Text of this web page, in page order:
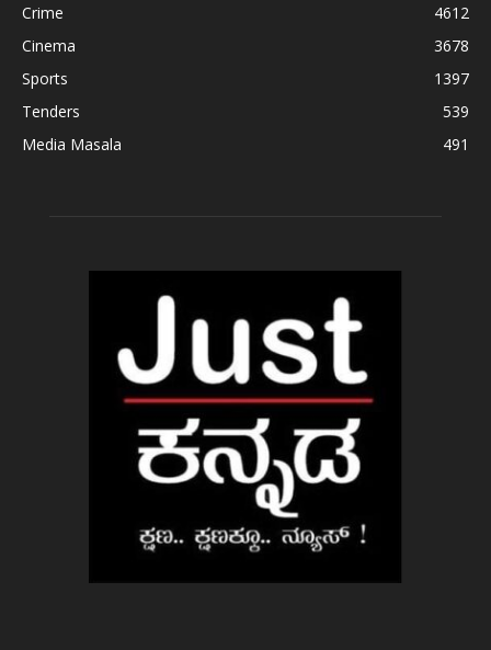
Crime
4612
Cinema
3678
Sports
1397
Tenders
539
Media Masala
491